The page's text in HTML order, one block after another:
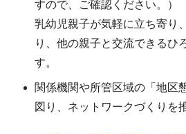
すので、ご確認ください。）
乳幼児親子が気軽に立ち寄り
り、他の親子と交流できるひ
す。
関係機関や所管区域の「地区
図り、ネットワークづくりを